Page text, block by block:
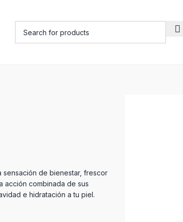
sensación de bienestar, frescor
acción combinada de sus
e hidratación a tu piel.